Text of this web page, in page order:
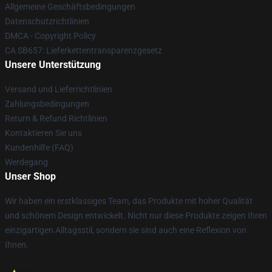
Allgemeine Geschäftsbedingungen
Datenschutzrichtlinien
DMCA - Copyright Policy
CA SB657: Lieferkettentransparenzgesetz
Unsere Unterstützung
Versand und Lieferrichtlinien
Zahlungsbedingungen
Return & Refund Richtlinien
Kontaktieren Sie uns
Kundenhilfe (FAQ)
Werdegang
Unser Shop
Wir haben ein erstklassiges Team, das Produkte mit hoher Qualität
und schönem Design entwickelt. Nicht nur diese Produkte zeigen Ihren
einzigartigen Alltagsstil, sondern sie sind auch eine Reflexion von
Ihnen.